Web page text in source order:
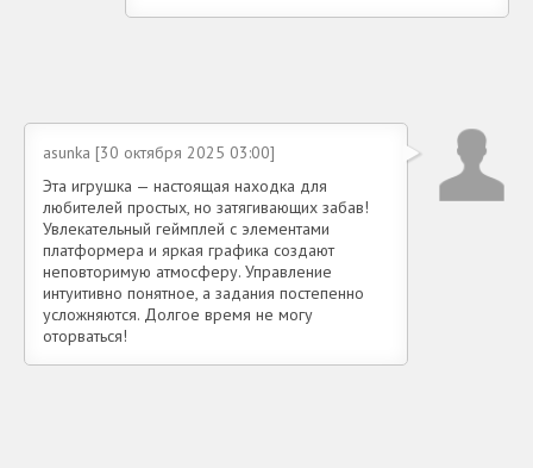
asunka [30 октября 2025 03:00]
Эта игрушка — настоящая находка для
любителей простых, но затягивающих забав!
Увлекательный геймплей с элементами
платформера и яркая графика создают
неповторимую атмосферу. Управление
интуитивно понятное, а задания постепенно
усложняются. Долгое время не могу
оторваться!